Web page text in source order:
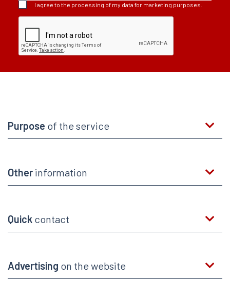
I agree to the processing of my data for marketing purposes.
Purpose of the service
Other information
Quick contact
Advertising on the website